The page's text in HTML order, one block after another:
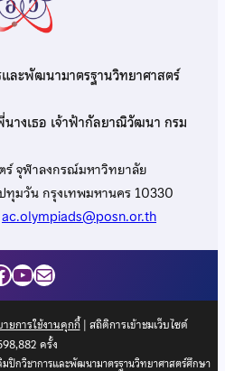
ละพัฒนามาตรฐานวิทยาศาสตร์
างเธอ เจ้าฟ้ากัลยาณิวัฒนา กรม
จุฬาลงกรณ์มหาวิทยาลัย
มวัน กรุงเทพมหานคร 10330
ac.olympiads@posn.or.th
YouTube
Mail
ยการใช้งานคุกกี้| สถิติการเข้าชมเว็บไซต์
ครั้ง
กวิชาการและพัฒนามาตรฐานวิทยาศาสตร์ศึกษา